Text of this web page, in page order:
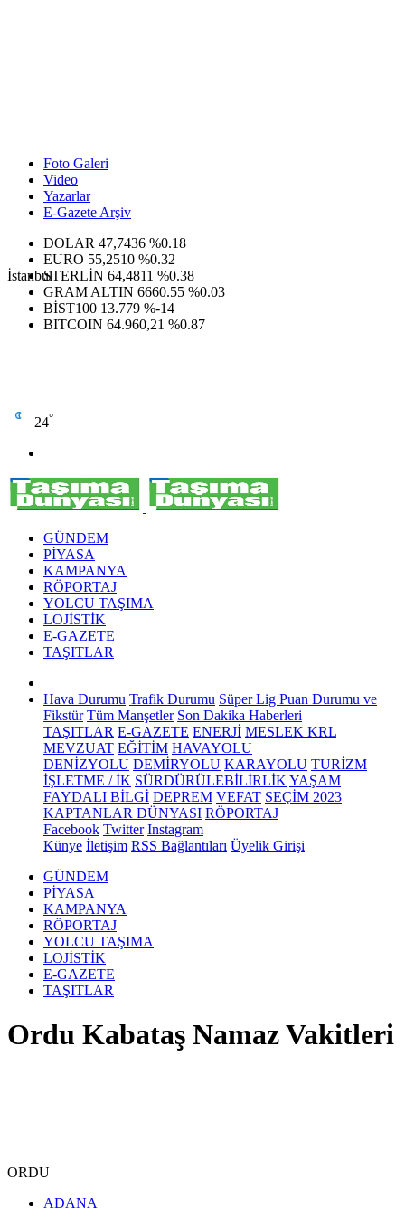
Foto Galeri
Video
Yazarlar
E-Gazete Arşiv
DOLAR 47,7436 %0.18
EURO 55,2510 %0.32
STERLİN 64,4811 %0.38
GRAM ALTIN 6660.55 %0.03
BİST100 13.779 %-14
BITCOIN 64.960,21 %0.87
İstanbul
24°
GÜNDEM
PİYASA
KAMPANYA
RÖPORTAJ
YOLCU TAŞIMA
LOJİSTİK
E-GAZETE
TAŞITLAR
Hava Durumu Trafik Durumu Süper Lig Puan Durumu ve
Fikstür Tüm Manşetler Son Dakika Haberleri
TAŞITLAR E-GAZETE ENERJİ MESLEK KRL
MEVZUAT EĞİTİM HAVAYOLU
DENİZYOLU DEMİRYOLU KARAYOLU TURİZM
İŞLETME / İK SÜRDÜRÜLEBİLİRLİK YAŞAM
FAYDALI BİLGİ DEPREM VEFAT SEÇİM 2023
KAPTANLAR DÜNYASI RÖPORTAJ
Facebook Twitter Instagram
Künye İletişim RSS Bağlantıları Üyelik Girişi
GÜNDEM
PİYASA
KAMPANYA
RÖPORTAJ
YOLCU TAŞIMA
LOJİSTİK
E-GAZETE
TAŞITLAR
Ordu Kabataş Namaz Vakitleri
ORDU
ADANA